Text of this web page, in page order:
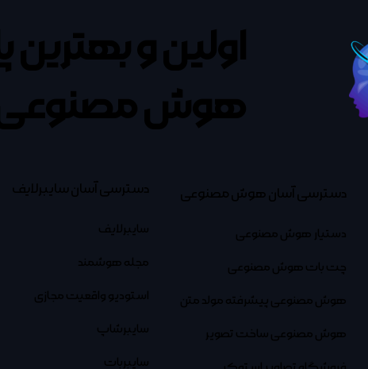
اولین و بهترین
هوش مصنوعی
دسترسی آسان هوش مصنوعی
دستیار هوش مصنوعی
چت بات هوش مصنوعی
هوش مصنوعی پیشرفته مولد متن
هوش مصنوعی ساخت تصویر
دسترسی آسان سایبرلایف
سایبرلایف
مجله هوشمند
استودیو واقعیت مجازی
سایبرشاپ
سایبربات